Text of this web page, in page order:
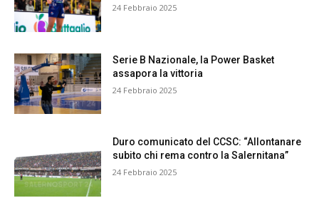
24 Febbraio 2025
Serie B Nazionale, la Power Basket
assapora la vittoria
24 Febbraio 2025
Duro comunicato del CCSC: “Allontanare
subito chi rema contro la Salernitana”
24 Febbraio 2025